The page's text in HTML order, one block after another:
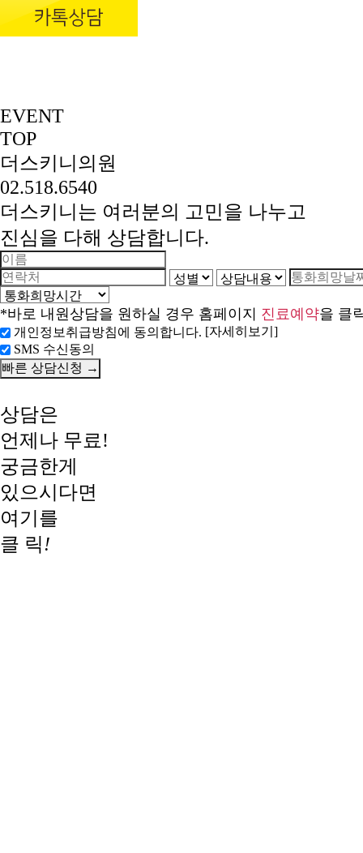
EVENT
TOP
더스키니의원
02.518.6540
더스키니는 여러분의 고민을 나누고
진심을 다해 상담합니다.
*바로 내원상담을 원하실 경우 홈페이지 진료예약을 클
개인정보취급방침에 동의합니다. [자세히보기]
SMS 수신동의
상담은
언제나 무료!
궁금한게
있으시다면
여기를
클 릭!